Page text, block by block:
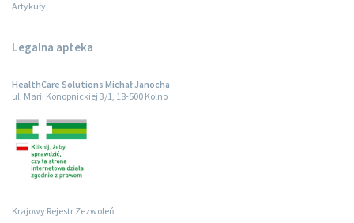
Artykuły
Legalna apteka
HealthCare Solutions Michał Janocha
ul. Marii Konopnickiej 3/1, 18-500 Kolno
Krajowy Rejestr Zezwoleń